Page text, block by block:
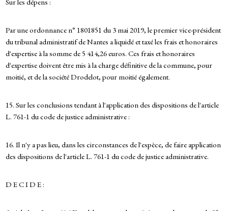
Par une ordonnance n° 1801851 du 3 mai 2019, le premier vice-président
du tribunal administratif de Nantes a liquidé et taxé les frais et honoraires
d'expertise à la somme de 5 414,26 euros. Ces frais et honoraires
d'expertise doivent être mis à la charge définitive de la commune, pour
moitié, et de la société Drodelot, pour moitié également.
15. Sur les conclusions tendant à l'application des dispositions de l'article
L. 761-1 du code de justice administrative :
16. Il n'y a pas lieu, dans les circonstances de l'espèce, de faire application
des dispositions de l'article L. 761-1 du code de justice administrative.
D E C I D E :